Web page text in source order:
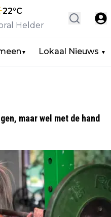
22°C
Helder
▼ Lokaal Nieuws ▼
maar wel met de hand